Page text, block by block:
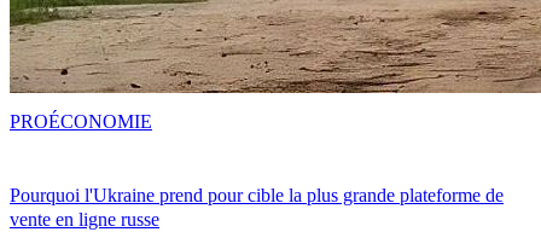
Pourquoi l'Ukraine prend pour cible la plus grande plateforme de
vente en ligne russe
PROÉCONOMIE